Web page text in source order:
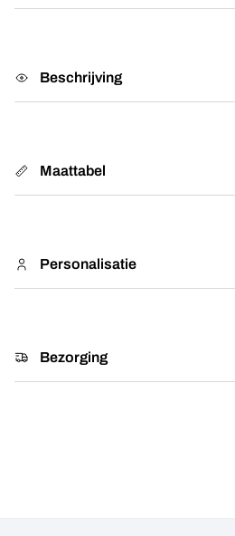
Beschrijving
Maattabel
Personalisatie
Bezorging